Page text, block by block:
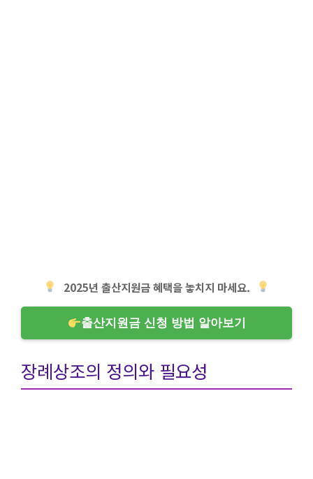
2025년 출산지원금 혜택을 놓치지 마세요.
출산지원금 신청 방법 알아보기
장례상조의 정의와 필요성